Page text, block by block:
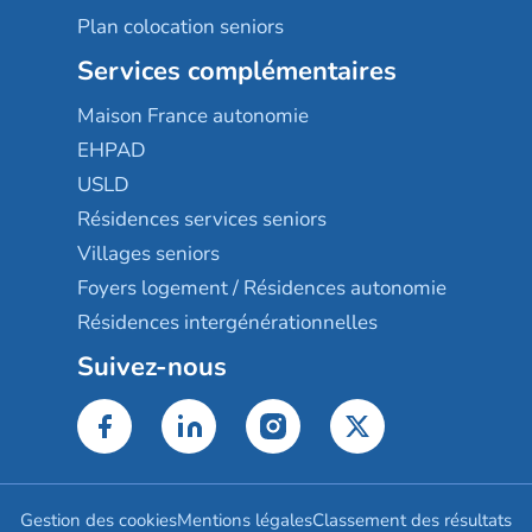
Plan colocation seniors
Services complémentaires
Maison France autonomie
EHPAD
USLD
Résidences services seniors
Villages seniors
Foyers logement / Résidences autonomie
Résidences intergénérationnelles
Suivez-nous
Gestion des cookiesMentions légalesClassement des résultats